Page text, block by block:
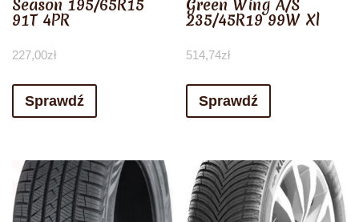
Season 195/65R15
91T 4PR
227,00zł
Sprawdź
Green Wing A/S
235/45R19 99W Xl
514,74zł
Sprawdź